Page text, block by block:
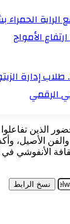
الراية
الأمواج
طلاب إدارة
الرقمي
الذين تفاعلوا
الأصيل،
الأنفوشي
نسخ الرابط